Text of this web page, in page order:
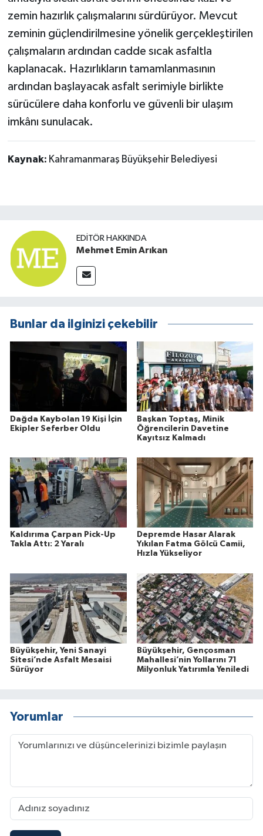
zemin hazırlık çalışmalarını sürdürüyor. Mevcut
zeminin güçlendirilmesine yönelik gerçekleştirilen
çalışmaların ardından cadde sıcak asfaltla
kaplanacak. Hazırlıkların tamamlanmasının
ardından başlayacak asfalt serimiyle birlikte
sürücülere daha konforlu ve güvenli bir ulaşım
imkânı sunulacak.
Kaynak: Kahramanmaraş Büyükşehir Belediyesi
EDITÖR HAKKINDA
Mehmet Emin Arıkan
Bunlar da ilginizi çekebilir
Dağda Kaybolan 19 Kişi İçin
Ekipler Seferber Oldu
Başkan Toptaş, Minik
Öğrencilerin Davetine
Kayıtsız Kalmadı
Kaldırıma Çarpan Pick-Up
Takla Attı: 2 Yaralı
Depremde Hasar Alarak
Yıkılan Fatma Gölcü Camii,
Hızla Yükseliyor
Büyükşehir, Yeni Sanayi
Sitesi’nde Asfalt Mesaisi
Sürüyor
Büyükşehir, Gençosman
Mahallesi’nin Yollarını 71
Milyonluk Yatırımla Yeniledi
Yorumlar